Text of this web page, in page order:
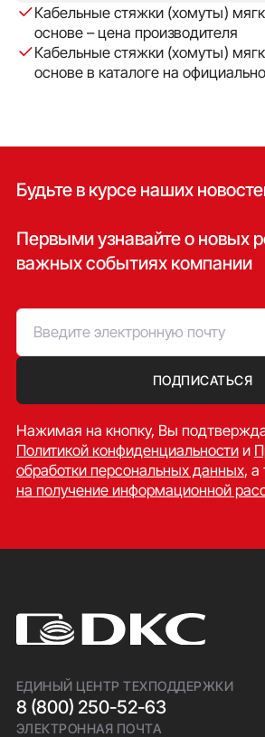
Кабельные стяжки (хомуты)
основе – цена производителя
Кабельные стяжки (хомуты)
основе в каталоге на
Будьте в курсе наших
Первыми узнавайте о новых
важных событиях компании
ПОДПИСАТЬСЯ
Нажимая на кнопку, Вы
Политикой конфиденциальностии
обработки персональных данных, а
на получение информационной
ЕДИНЫЙ ЦЕНТР ТЕХПОДДЕРЖКИ
8 (800) 250-52-63
ЭЛЕКТРОННАЯ ПОЧТА